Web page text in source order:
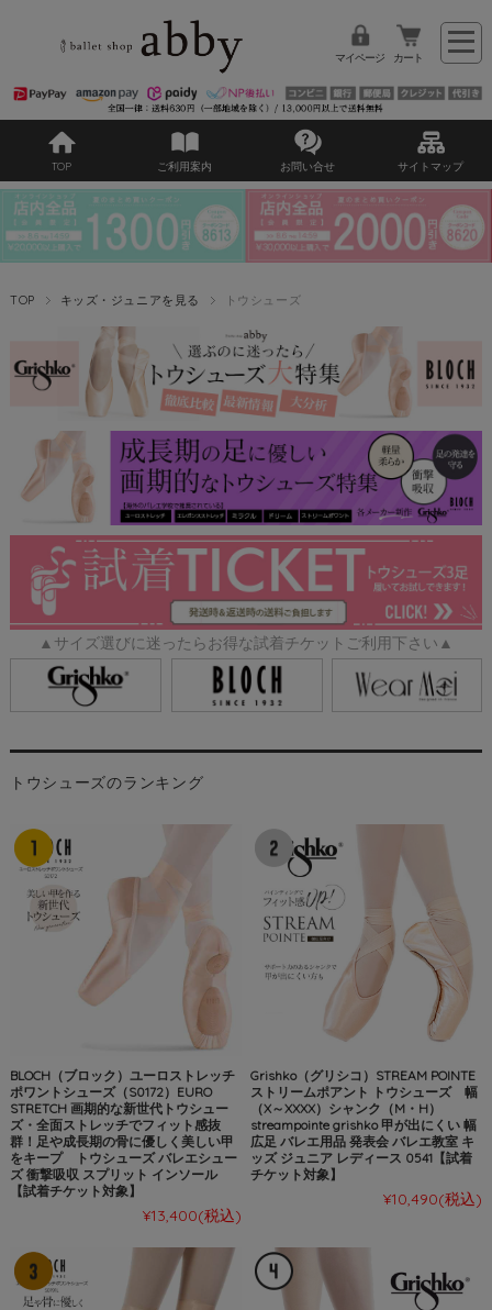
マイページ カート
TOP ご利用案内 お問い合せ サイトマップ
TOP キッズ・ジュニアを見る トウシューズ
▲サイズ選びに迷ったらお得な試着チケットご利用下さい▲
トウシューズのランキング
BLOCH（ブロック）ユーロストレッチ
ポワントシューズ（S0172）EURO
STRETCH 画期的な新世代トウシュー
ズ・全面ストレッチでフィット感抜
群！足や成長期の骨に優しく美しい甲
をキープ トウシューズ バレエシュー
ズ 衝撃吸収 スプリット インソール
【試着チケット対象】
¥13,400(税込)
Grishko（グリシコ）STREAM POINTE
ストリームポアント トウシューズ 幅
（X～XXXX）シャンク（M・H）
streampointe grishko 甲が出にくい 幅
広足 バレエ用品 発表会 バレエ教室 キ
ッズ ジュニア レディース 0541【試着
チケット対象】
¥10,490(税込)